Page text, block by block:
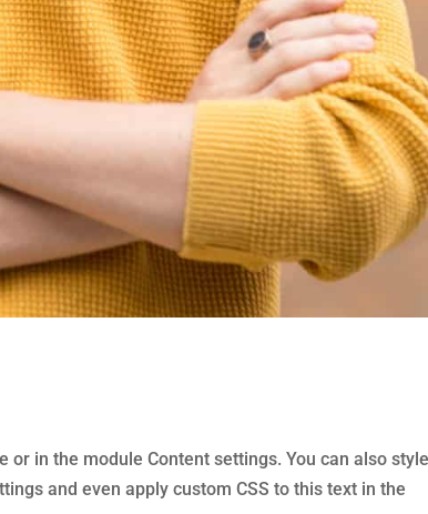
in the module Content settings. You can also
and even apply custom CSS to this text in the